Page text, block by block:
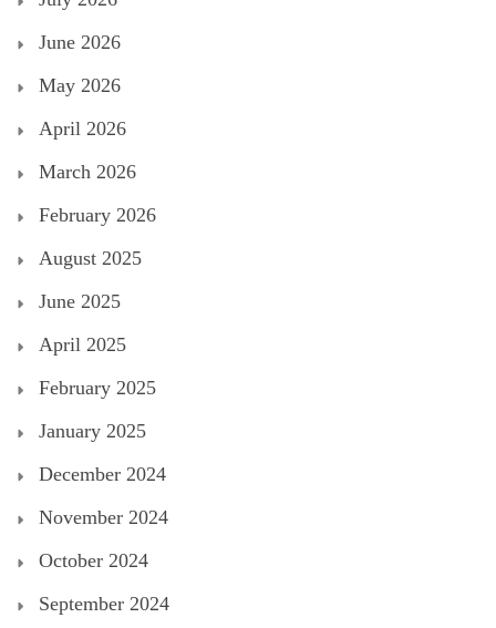
June 2026
May 2026
April 2026
March 2026
February 2026
August 2025
June 2025
April 2025
February 2025
January 2025
December 2024
November 2024
October 2024
September 2024